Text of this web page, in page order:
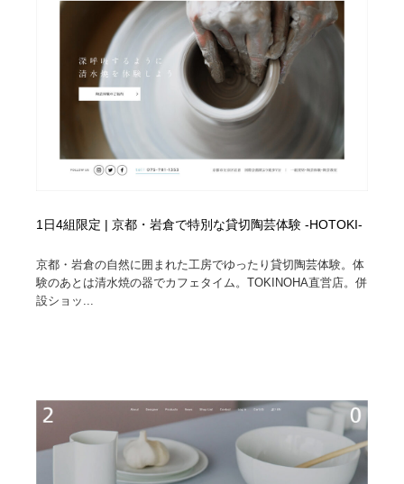
1日4組限定 | 京都・岩倉で特別な貸切陶芸体験 -HOTOKI-
京都・岩倉の自然に囲まれた工房でゆったり貸切陶芸体験。体
験のあとは清水焼の器でカフェタイム。TOKINOHA直営店。併
設ショッ...